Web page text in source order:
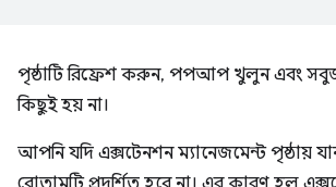
পৃষ্ঠাটি রিফ্রেশ করুন, পপআপ খুলুন এবং সবুজ
কিছুই হয় না।
আপনি যদি এক্সটেনশন ম্যানেজমেন্ট পৃষ্ঠায়